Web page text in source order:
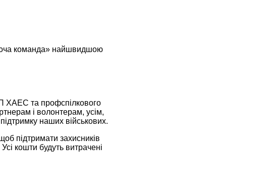
команда» найшвидшою
ХАЕС та профспілкового
і волонтерам, усім,
наших військових.
підтримати захисників
кошти будуть витрачені